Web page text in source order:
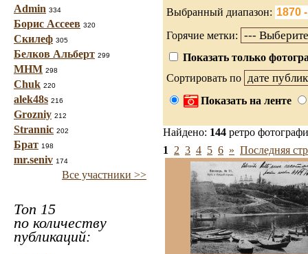
Admin 334
Борис Ассеев 320
Скилеф 305
Белков Альберт 299
МНМ 298
Chuk 220
alek48s 216
Grozniy 212
Strannic 202
Брат 198
mr.seniv 174
Все участники >>
Топ 15
по количеству
публикаций:
Выбранный диапазон:
Горячие метки:
Показать только
Сортировать по
Показать на ленте
Найдено: 144 ретро
1
2 3 4 5 6 » Последняя